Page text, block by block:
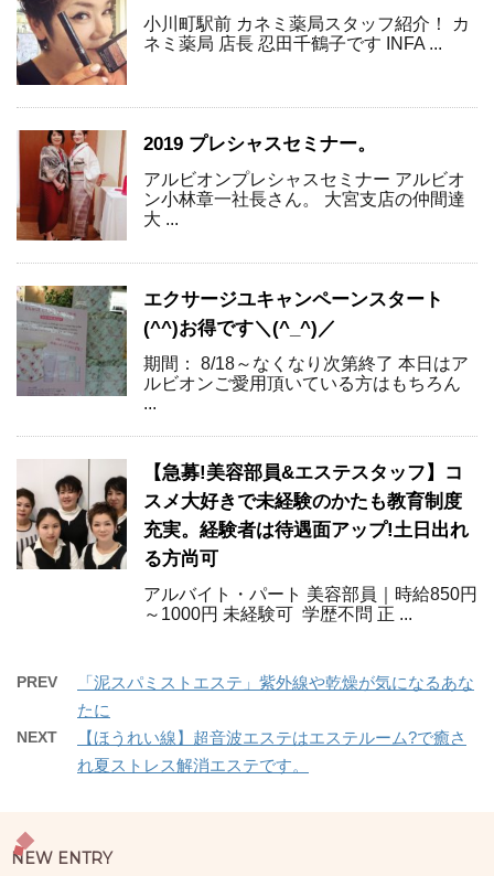
小川町駅前 カネミ薬局スタッフ紹介！ カ
ネミ薬局 店長 忍田千鶴子です INFA ...
2019 プレシャスセミナー。
アルビオンプレシャスセミナー アルビオ
ン小林章一社長さん。 大宮支店の仲間達
大 ...
エクサージユキャンペーンスタート
(^^)お得です＼(^_^)／
期間： 8/18～なくなり次第終了 本日はア
ルビオンご愛用頂いている方はもちろん
...
【急募!美容部員&エステスタッフ】コ
スメ大好きで未経験のかたも教育制度
充実。経験者は待遇面アップ!土日出れ
る方尚可
アルバイト・パート 美容部員｜時給850円
～1000円 未経験可 学歴不問 正 ...
PREV
「泥スパミストエステ」紫外線や乾燥が気になるあな
たに
NEXT
【ほうれい線】超音波エステはエステルーム?で癒さ
れ夏ストレス解消エステです。
NEW ENTRY